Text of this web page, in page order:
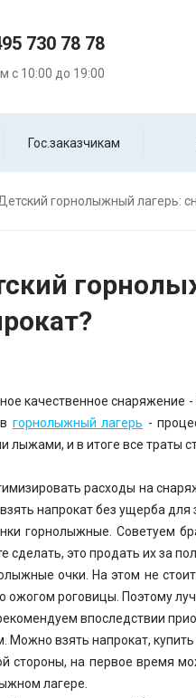
730 78 78
с 10:00 до 19:00
Гос.заказчикам
горнолыжный лагерь:
качественное снаряжение
горнолыжный лагерь -
лыжами, и в итоге все траты
расходы на
напрокат без ущерба для
горнолыжные. Советуем
сделать, это продать их за
очки. На этом не
ожогом роговицы. Поэтому
впоследствии
Можно взять напрокат,
стороны, на первое время
лагере.